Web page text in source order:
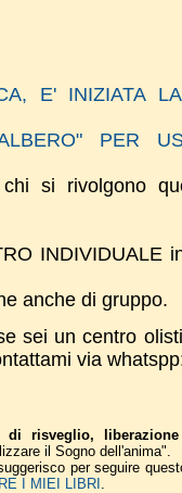
E' INIZIATA
PER
si rivolgono
INDIVIDUALE
anche di gruppo.
sei un centro
via
di risveglio,
il Sogno dell'anima".
per seguire
I MIEI LIBRI .